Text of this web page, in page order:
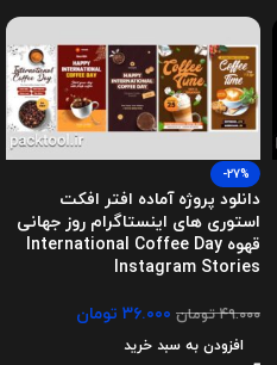
-27%
دانلود پروژه آماده افتر افکت
استوری های اینستاگرام روز جهانی
قهوه International Coffee Day
Instagram Stories
۴۹.۰۰۰تومان ۳۶.۰۰۰ تومان
افزودن به سبد خرید